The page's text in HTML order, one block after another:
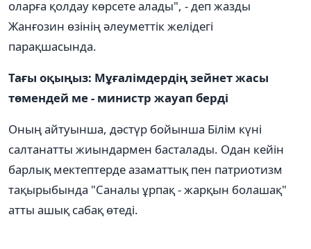
оларға қолдау көрсете алады", - деп жазды
Жанғозин өзінің әлеуметтік желідегі
парақшасында.
Тағы оқыңыз: Мұғалімдердің зейнет жасы
төмендей ме - министр жауап берді
Оның айтуынша, дәстүр бойынша Білім күні
салтанатты жиындармен басталады. Одан кейін
барлық мектептерде азаматтық пен патриотизм
тақырыбында "Саналы ұрпақ - жарқын болашақ"
атты ашық сабақ өтеді.